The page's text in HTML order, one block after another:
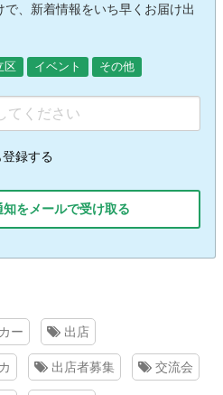
、新着情報をいち早くお届け出
区 イベント その他
録する
をメールで受け取る
ー 出店
出店者募集 交流会